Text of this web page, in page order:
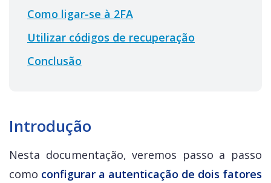
Como ligar-se à 2FA
Utilizar códigos de recuperação
Conclusão
Introdução
Nesta documentação, veremos passo a passo
como configurar a autenticação de dois fatores